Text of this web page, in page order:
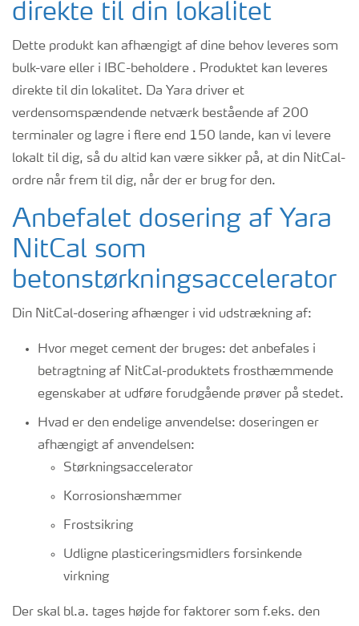
direkte til din lokalitet
Dette produkt kan afhængigt af dine behov leveres som
bulk-vare eller i IBC-beholdere . Produktet kan leveres
direkte til din lokalitet. Da Yara driver et
verdensomspændende netværk bestående af 200
terminaler og lagre i flere end 150 lande, kan vi levere
lokalt til dig, så du altid kan være sikker på, at din NitCal-
ordre når frem til dig, når der er brug for den.
Anbefalet dosering af Yara
NitCal som
betonstørkningsaccelerator
Din NitCal-dosering afhænger i vid udstrækning af:
Hvor meget cement der bruges: det anbefales i
betragtning af NitCal-produktets frosthæmmende
egenskaber at udføre forudgående prøver på stedet.
Hvad er den endelige anvendelse: doseringen er
afhængigt af anvendelsen:
Størkningsaccelerator
Korrosionshæmmer
Frostsikring
Udligne plasticeringsmidlers forsinkende
virkning
Der skal bl.a. tages højde for faktorer som f.eks. den